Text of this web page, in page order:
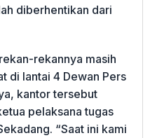
diberhentikan dari
rekannya masih
di lantai 4 Dewan Pers
kantor tersebut
pelaksana tugas
“Saat ini kami